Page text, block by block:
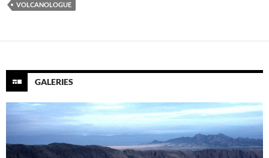
VOLCANOLOGUE
GALERIES